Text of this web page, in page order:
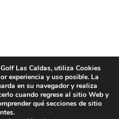
Las Caldas, utiliza Cookies
experiencia y uso posible. La
en su navegador y realiza
cuando regrese al sitio Web y
qué secciones de sitio